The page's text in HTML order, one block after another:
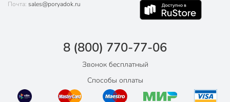
Почта: sales@poryadok.ru
8 (800) 770-77-06
Звонок бесплатный
Способы оплаты